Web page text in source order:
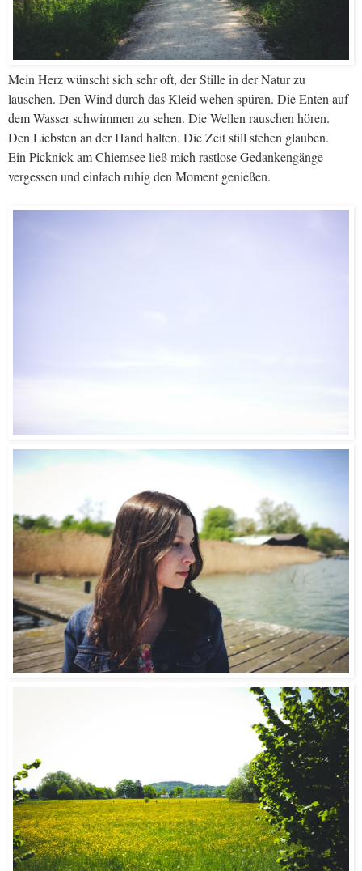
Mein Herz wünscht sich sehr oft, der Stille in der Natur zu
lauschen. Den Wind durch das Kleid wehen spüren. Die Enten auf
dem Wasser schwimmen zu sehen. Die Wellen rauschen hören.
Den Liebsten an der Hand halten. Die Zeit still stehen glauben.
Ein Picknick am Chiemsee ließ mich rastlose Gedankengänge
vergessen und einfach ruhig den Moment genießen.